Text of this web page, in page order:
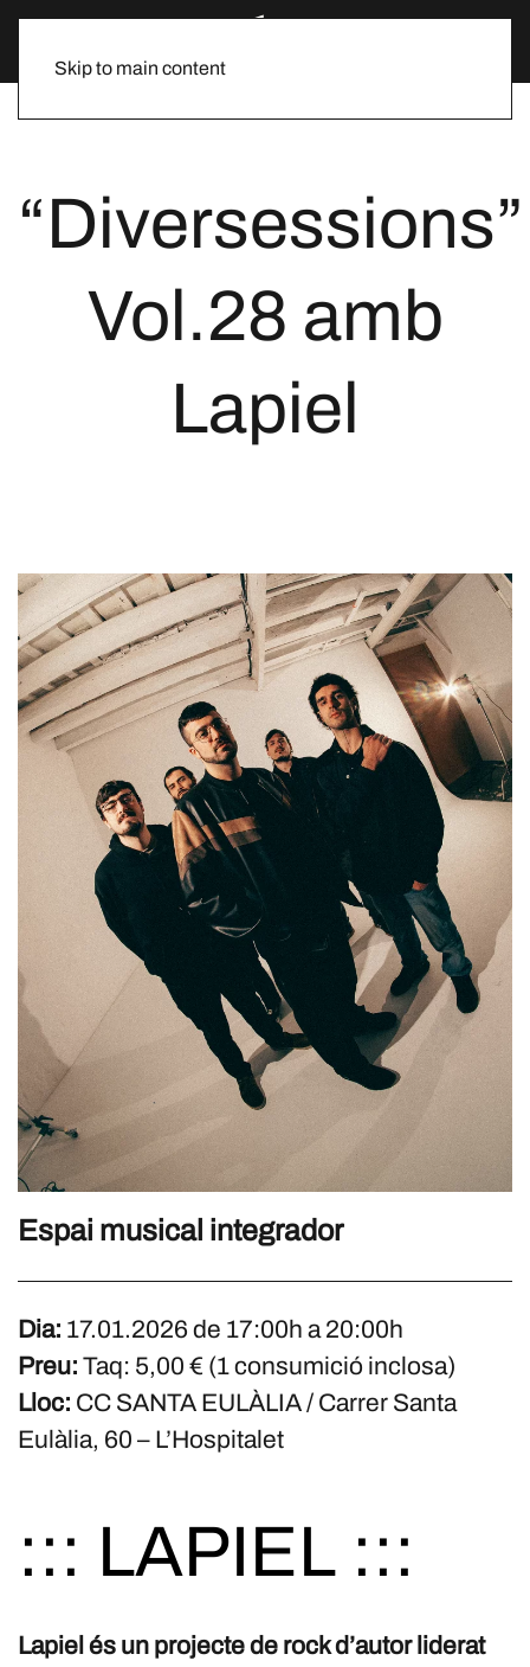
Skip to main content
“Diversessions”
Vol.28 amb
Lapiel
Espai musical integrador
Dia: 17.01.2026 de 17:00h a 20:00h
Preu: Taq: 5,00 € (1 consumició inclosa)
Lloc: CC SANTA EULÀLIA / Carrer Santa
Eulàlia, 60 – L’Hospitalet
::: LAPIEL :::
Lapiel és un projecte de rock d’autor liderat